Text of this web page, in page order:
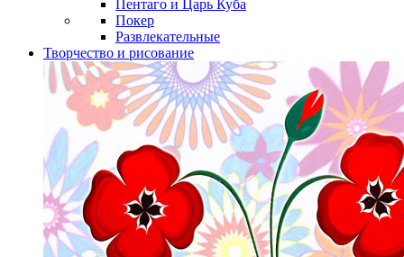
Пентаго и Царь Куба
Покер
Развлекательные
Творчество и рисование